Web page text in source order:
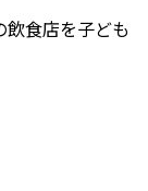
飲食店を子ども